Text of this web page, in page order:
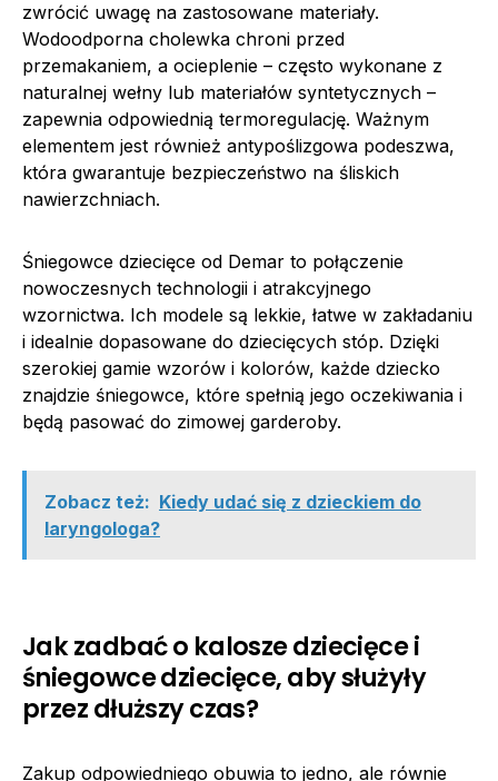
zwrócić uwagę na zastosowane materiały.
Wodoodporna cholewka chroni przed
przemakaniem, a ocieplenie – często wykonane z
naturalnej wełny lub materiałów syntetycznych –
zapewnia odpowiednią termoregulację. Ważnym
elementem jest również antypoślizgowa podeszwa,
która gwarantuje bezpieczeństwo na śliskich
nawierzchniach.
Śniegowce dziecięce od Demar to połączenie
nowoczesnych technologii i atrakcyjnego
wzornictwa. Ich modele są lekkie, łatwe w zakładaniu
i idealnie dopasowane do dziecięcych stóp. Dzięki
szerokiej gamie wzorów i kolorów, każde dziecko
znajdzie śniegowce, które spełnią jego oczekiwania i
będą pasować do zimowej garderoby.
Zobacz też: Kiedy udać się z dzieckiem do
laryngologa?
Jak zadbać o kalosze dziecięce i
śniegowce dziecięce, aby służyły
przez dłuższy czas?
Zakup odpowiedniego obuwia to jedno, ale równie